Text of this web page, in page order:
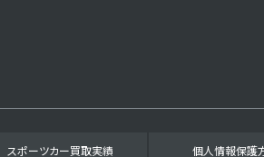
スポーツカー買取実績 個人情報保護